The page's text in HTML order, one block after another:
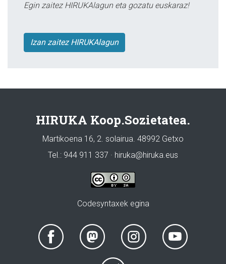
Egin zaitez HIRUKAlagun eta gozatu euskaraz!
Izan zaitez HIRUKAlagun
HIRUKA Koop.Sozietatea.
Martikoena 16, 2. solairua. 48992 Getxo
Tel.: 944 911 337 · hiruka@hiruka.eus
Codesyntaxek egina